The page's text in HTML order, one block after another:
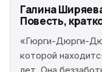
Галина
Повесть,
«Гюрги-Дюрги-
которой